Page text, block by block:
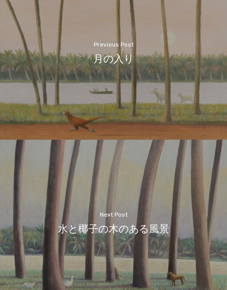
Previous Post
月の入り
Next Post
水と椰子の木のある風景